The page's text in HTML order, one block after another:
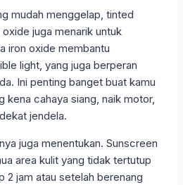
mudah menggelap, tinted
juga menarik untuk
iron oxide membantu
light, yang juga berperan
Ini penting banget buat kamu
kena cahaya siang, naik motor,
jendela.
juga menentukan. Sunscreen
area kulit yang tidak tertutup
2 jam atau setelah berenang